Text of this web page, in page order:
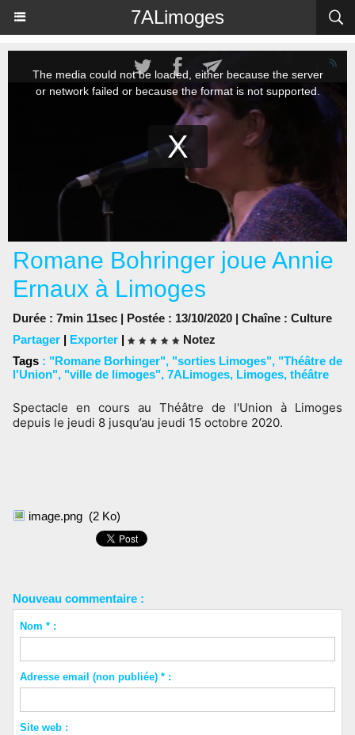
7ALimoges
Romane Bohringer joue Annie
Ernaux à Limoges
Durée : 7min 11sec | Postée : 13/10/2020 | Chaîne : Culture
Partager | Exporter |
Notez
Tags : "Romane Borhinger", "sorties Limoges", "Théâtre de
l'Union", "ville de limoges", 7ALimoges, Limoges, théâtre
Spectacle en cours au Théâtre de l'Union à Limoges
depuis le jeudi 8 jusqu’au jeudi 15 octobre 2020.
image.png (2 Ko)
Nouveau commentaire :
Nom * :
Adresse email (non publiée) * :
Site web :